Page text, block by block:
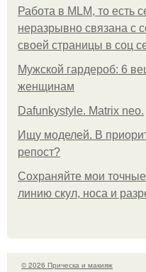
Работа в MLM, то есть
неразрывно связана с
своей страницы в соц
Мужской гардероб: 6
женщинам
Dafunkystyle. Matrix neo.
Ищу моделей. В
репост?
Сохраняйте мои
линию скул, носа и
© 2026 Прическа и макияж